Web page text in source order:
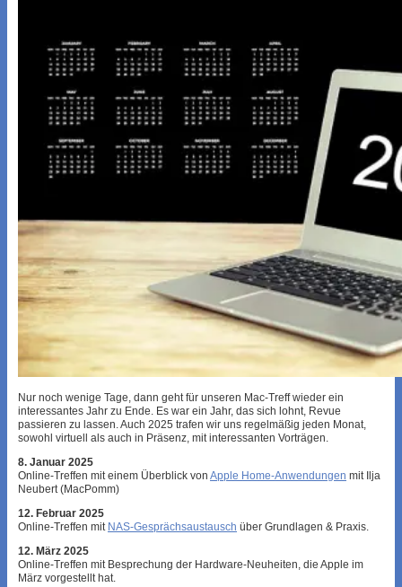
Nur noch wenige Tage, dann geht für unseren Mac-Treff wieder ein
interessantes Jahr zu Ende. Es war ein Jahr, das sich lohnt, Revue
passieren zu lassen. Auch 2025 trafen wir uns regelmäßig jeden Monat,
sowohl virtuell als auch in Präsenz, mit interessanten Vorträgen.
8. Januar 2025
Online-Treffen mit einem Überblick von Apple Home-Anwendungen mit Ilja
Neubert (MacPomm)
12. Februar 2025
Online-Treffen mit NAS-Gesprächsaustausch über Grundlagen & Praxis.
12. März 2025
Online-Treffen mit Besprechung der Hardware-Neuheiten, die Apple im
März vorgestellt hat.